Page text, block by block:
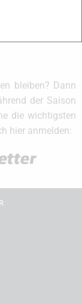
bleiben? Dann
der Saison
die wichtigsten
hier anmelden: